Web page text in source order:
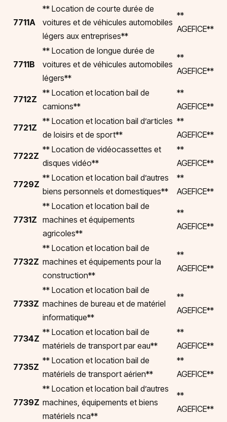
7711A
** Location de courte durée de
voitures et de véhicules automobiles
légers aux entreprises**
**
AGEFICE**
7711B
** Location de longue durée de
voitures et de véhicules automobiles
légers**
**
AGEFICE**
7712Z
** Location et location bail de
camions**
**
AGEFICE**
7721Z
** Location et location bail d’articles
de loisirs et de sport**
**
AGEFICE**
7722Z
** Location de vidéocassettes et
disques vidéo**
**
AGEFICE**
7729Z
** Location et location bail d’autres
biens personnels et domestiques**
**
AGEFICE**
7731Z
** Location et location bail de
machines et équipements
agricoles**
**
AGEFICE**
7732Z
** Location et location bail de
machines et équipements pour la
construction**
**
AGEFICE**
7733Z
** Location et location bail de
machines de bureau et de matériel
informatique**
**
AGEFICE**
7734Z
** Location et location bail de
matériels de transport par eau**
**
AGEFICE**
7735Z
** Location et location bail de
matériels de transport aérien**
**
AGEFICE**
7739Z
** Location et location bail d’autres
machines, équipements et biens
matériels nca**
**
AGEFICE**